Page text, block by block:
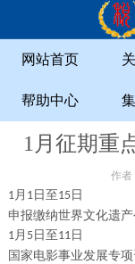
网站首页
帮助中心
1月征期重
作者
1月 1日至15日
申报缴纳世界文化遗
1月 5日至11日
国家电影事业发展专